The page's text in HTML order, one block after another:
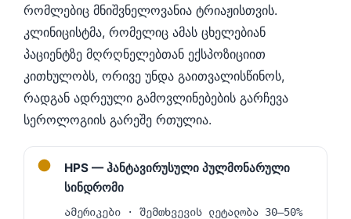
რომლებიც მნიშვნელოვანია ტრიაჟისთვის.
კლინიცისტმა, რომელიც ამას ცხელებიან
პაციენტზე მღრღნელებთან ექსპოზიციით
კითხულობს, ორივე უნდა გაითვალისწინოს,
რადგან ადრეული გამოვლინებების გარჩევა
სეროლოგიის გარეშე რთულია.
●
HPS — ჰანტავირუსული პულმონარული
სინდრომი
ამერიკები · შემთხვევის ლეტალობა 30–50%